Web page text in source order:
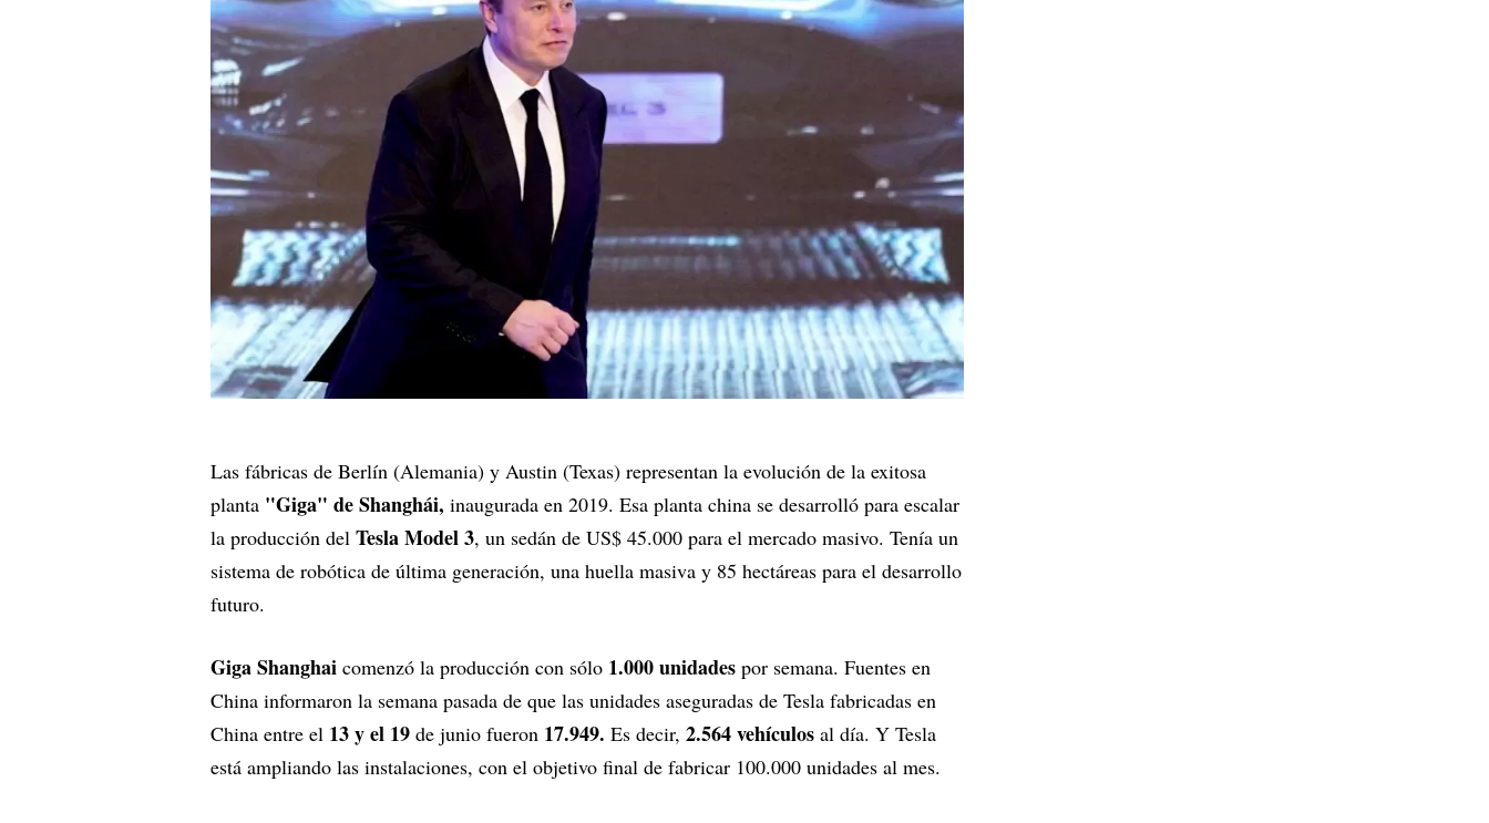
Las fábricas de Berlín (Alemania) y Austin (Texas) representan la evolución de la exitosa
planta "Giga" de Shanghái, inaugurada en 2019. Esa planta china se desarrolló para escalar
la producción del Tesla Model 3, un sedán de US$ 45.000 para el mercado masivo. Tenía un
sistema de robótica de última generación, una huella masiva y 85 hectáreas para el desarrollo
futuro.
Giga Shanghai comenzó la producción con sólo 1.000 unidades por semana. Fuentes en
China informaron la semana pasada de que las unidades aseguradas de Tesla fabricadas en
China entre el 13 y el 19 de junio fueron 17.949. Es decir, 2.564 vehículos al día. Y Tesla
está ampliando las instalaciones, con el objetivo final de fabricar 100.000 unidades al mes.